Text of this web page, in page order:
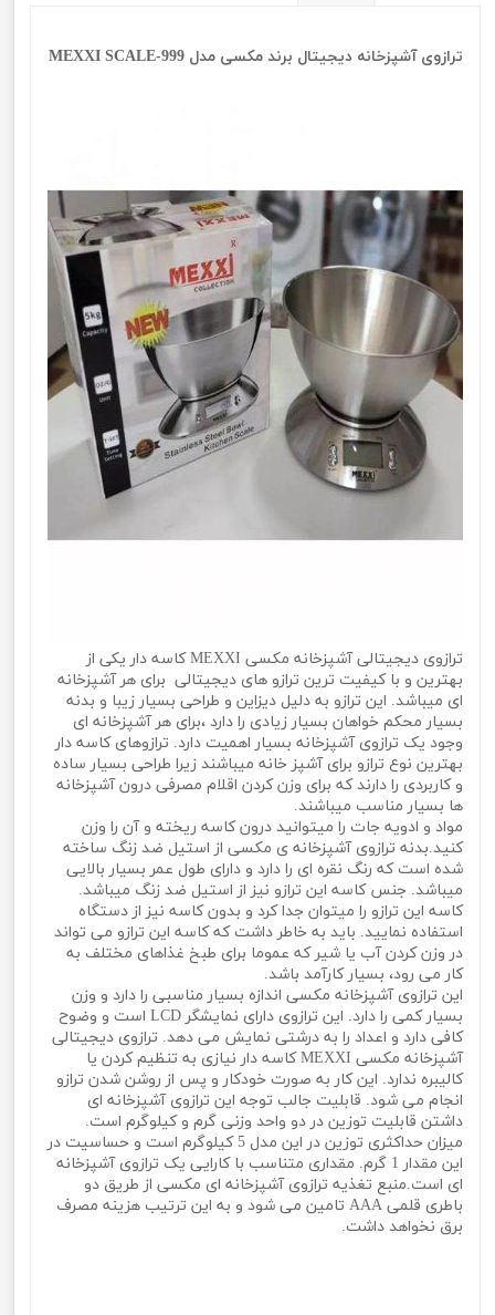
ترازوی آشپزخانه دیجیتال برند مکسی مدل MEXXI SCALE-999
ترازوی دیجیتالی آشپزخانه مکسی MEXXI کاسه دار یکی از
بهترین و با کیفیت ترین ترازو های دیجیتالی برای هر آشپزخانه
ای میباشد. این ترازو به دلیل دیزاین و طراحی بسیار زیبا و بدنه
بسیار محکم خواهان بسیار زیادی را دارد ،برای هر آشپزخانه ای
وجود یک ترازوی آشپزخانه بسیار اهمیت دارد. ترازوهای کاسه دار
بهترین نوع ترازو برای آشپز خانه میباشند زیرا طراحی بسیار ساده
و کاربردی را دارند که برای وزن کردن اقلام مصرفی درون آشپزخانه
ها بسیار مناسب میباشند.
مواد و ادویه جات را میتوانید درون کاسه ریخته و آن را وزن
کنید.بدنه ترازوی آشپزخانه ی مکسی از استیل ضد زنگ ساخته
شده است که رنگ نقره ای را دارد و دارای طول عمر بسیار بالایی
میباشد. جنس کاسه این ترازو نیز از استیل ضد زنگ میباشد.
کاسه این ترازو را میتوان جدا کرد و بدون کاسه نیز از دستگاه
استفاده نمایید. باید به خاطر داشت که کاسه این ترازو می تواند
در وزن کردن آب یا شیر که عموما برای طبخ غذاهای مختلف به
کار می رود، بسیار کارآمد باشد.
این ترازوی آشپزخانه مکسی اندازه بسیار مناسبی را دارد و وزن
بسیار کمی را دارد. این ترازوی دارای نمایشگر LCD است و وضوح
کافی دارد و اعداد را به درشتی نمایش می دهد. ترازوی دیجیتالی
آشپزخانه مکسی MEXXI کاسه دار نیازی به تنظیم کردن یا
کالیبره ندارد. این کار به صورت خودکار و پس از روشن شدن ترازو
انجام می شود. قابلیت جالب توجه این ترازوی آشپزخانه ای
داشتن قابلیت توزین در دو واحد وزنی گرم و کیلوگرم است.
میزان حداکثری توزین در این مدل 5 کیلوگرم است و حساسیت در
این مقدار 1 گرم. مقداری متناسب با کارایی یک ترازوی آشپزخانه
ای است.منبع تغذیه ترازوی آشپزخانه ای مکسی از طریق دو
باطری قلمی AAA تامین می شود و به این ترتیب هزینه مصرف
برق نخواهد داشت.